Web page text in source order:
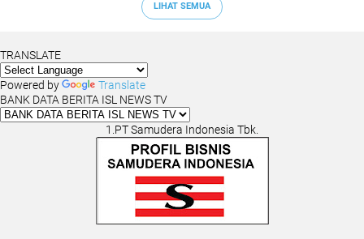
LIHAT SEMUA
TRANSLATE
Powered by
Translate
BANK DATA BERITA ISL NEWS TV
1.PT Samudera Indonesia Tbk.